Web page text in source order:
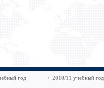
год 2010/11 учебный год